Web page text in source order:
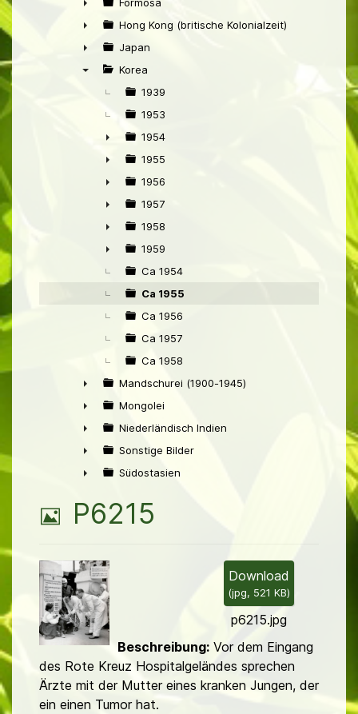
►
►
Hong Kong (britische Kolonialzeit)
►
Japan
Korea
1939
1953
►
1954
►
1955
►
1956
►
1957
►
1958
►
1959
Ca 1954
Ca 1955
Ca 1956
Ca 1957
Ca 1958
►
Mandschurei (1900-1945)
►
Mongolei
►
Niederländisch Indien
►
Sonstige Bilder
Südostasien
B
l
d
P6215
Download
(jpg, 521 KB)
p6215.jpg
Beschreibung:Vor dem Eingang
des Rote Kreuz Hospitalgeländes sprechen
Ärzte mit der Mutter eines kranken Jungen, der
ein einen Tumor hat.